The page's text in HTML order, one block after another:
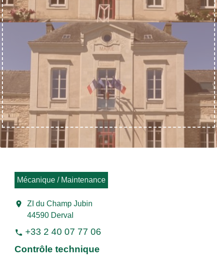
Mécanique / Maintenance
location_on
ZI du Champ Jubin
44590 Derval
phone +33 2 40 07 77 06
Contrôle technique